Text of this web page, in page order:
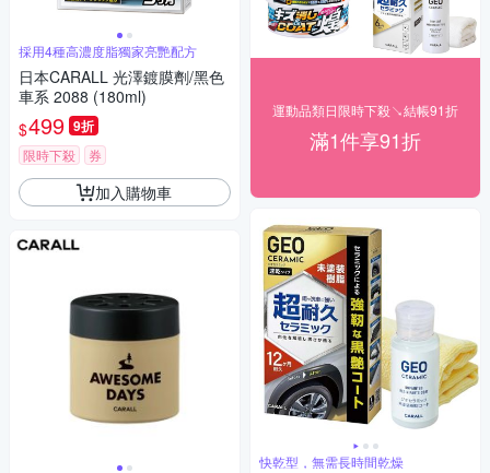
採用4種高濃度脂獨家亮艷配方
日本CARALL 光澤鍍膜劑/黑色
車系 2088 (180ml)
$499 9折
限時下殺 券
加入購物車
運動品類日限時下殺↘結帳91折
滿1件享91折
快乾型，無需長時間乾燥